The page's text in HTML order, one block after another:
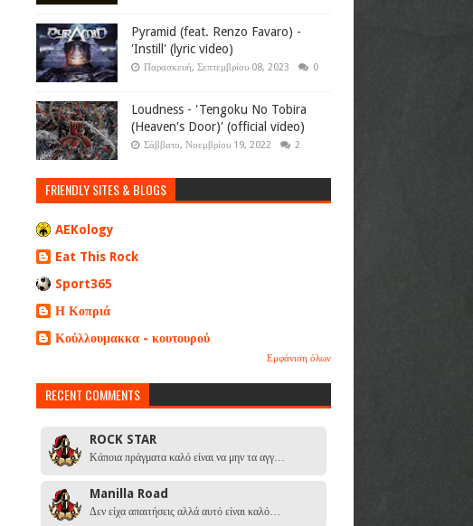
Pyramid (feat. Renzo Favaro) -
'Instill' (lyric video)
Παρασκευή, Σεπτεμβρίου 08, 2023 0
Loudness - 'Tengoku No Tobira
(Heaven's Door)' (official video)
Σάββατο, Νοεμβρίου 19, 2022 2
FRIENDLY SITES & BLOGS
AEKology
Eat This Rock
Sport365
Η Κοπριά
Κούλλουμακκα - κουτουρού
Εμφάνιση όλων
RECENT COMMENTS
ROCK STAR
Κάποια πράγματα καλό είναι να μην τα αγγ…
Manilla Road
Δεν είχα απαιτήσεις αλλά αυτό είναι καλό…